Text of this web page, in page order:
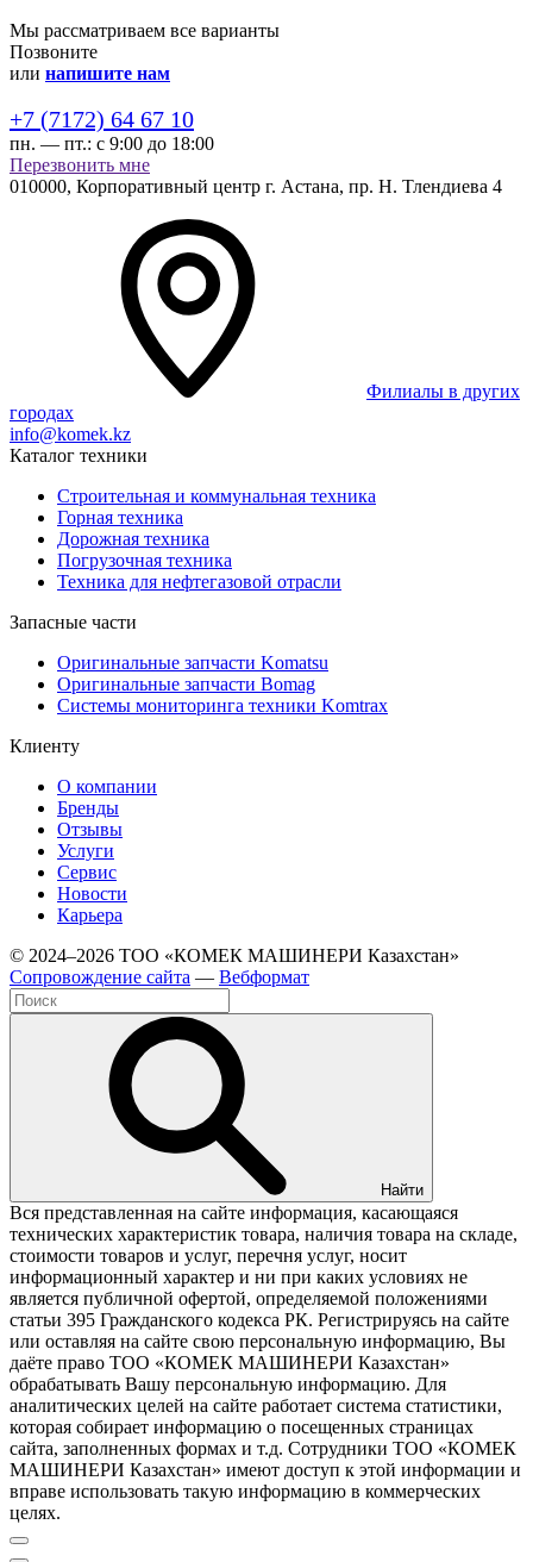
Мы рассматриваем все варианты
Позвоните
или напишите нам
+7 (7172) 64 67 10
пн. — пт.: с 9:00 до 18:00
Перезвонить мне
010000, Корпоративный центр г. Астана, пр. Н. Тлендиева 4
Филиалы в других
городах
info@komek.kz
Каталог техники
Строительная и коммунальная техника
Горная техника
Дорожная техника
Погрузочная техника
Техника для нефтегазовой отрасли
Запасные части
Оригинальные запчасти Komatsu
Оригинальные запчасти Bomag
Системы мониторинга техники Komtrax
Клиенту
О компании
Бренды
Отзывы
Услуги
Сервис
Новости
Карьера
© 2024–2026 ТОО «КОМЕК МАШИНЕРИ Казахстан»
Cопровождение сайта — Вебформат
Найти
Вся представленная на сайте информация, касающаяся
технических характеристик товара, наличия товара на складе,
стоимости товаров и услуг, перечня услуг, носит
информационный характер и ни при каких условиях не
является публичной офертой, определяемой положениями
статьи 395 Гражданского кодекса РК. Регистрируясь на сайте
или оставляя на сайте свою персональную информацию, Вы
даёте право ТОО «КОМЕК МАШИНЕРИ Казахстан»
обрабатывать Вашу персональную информацию. Для
аналитических целей на сайте работает система статистики,
которая собирает информацию о посещенных страницах
сайта, заполненных формах и т.д. Сотрудники ТОО «КОМЕК
МАШИНЕРИ Казахстан» имеют доступ к этой информации и
вправе использовать такую информацию в коммерческих
целях.